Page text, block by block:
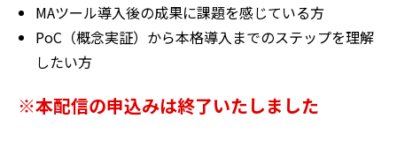
MAツール導入後の成果に課題を感じている方
PoC（概念実証）から本格導入までのステップを理解
したい方
※本配信の申込みは終了いたしました